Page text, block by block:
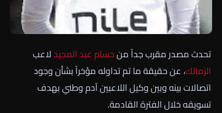
تحدث مصدر مقرب جداً منحسام عبد المجيدلاعب
الزمالك، عن حقيقة ما تم تداوله مؤخراً بشأن وجود
اتصالات بينه وبين وكيل اللاعبين آدم وطني بهدف
تسويقه خلال الفترة القادمة.